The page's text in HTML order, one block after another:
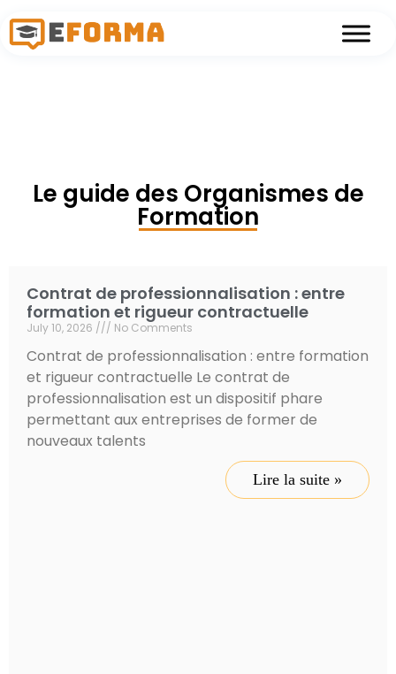
Le guide des Organismes de
Formation
Contrat de professionnalisation : entre
formation et rigueur contractuelle
July 10, 2026 No Comments
Contrat de professionnalisation : entre formation
et rigueur contractuelle Le contrat de
professionnalisation est un dispositif phare
permettant aux entreprises de former de
nouveaux talents
Lire la suite »